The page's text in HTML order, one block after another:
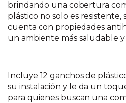
brindando una cobertura
plástico no solo es resistente,
cuenta con propiedades
un ambiente más saludable
Incluye 12 ganchos de
su instalación y le da un
para quienes buscan una